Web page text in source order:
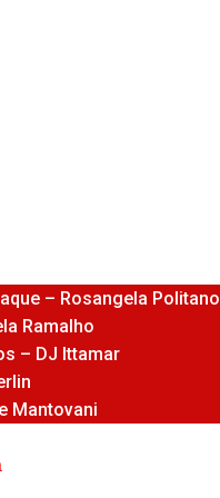
– Rosangela Politano
Ramalho
– DJ Ittamar
Mantovani